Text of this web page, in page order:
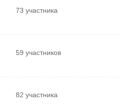
73 участника
59 участников
82 участника